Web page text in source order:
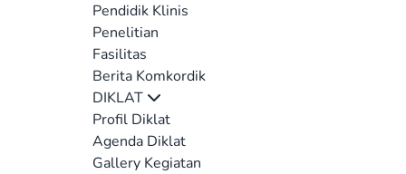
Pendidik Klinis
Penelitian
Fasilitas
Berita Komkordik
DIKLAT
Profil Diklat
Agenda Diklat
Gallery Kegiatan